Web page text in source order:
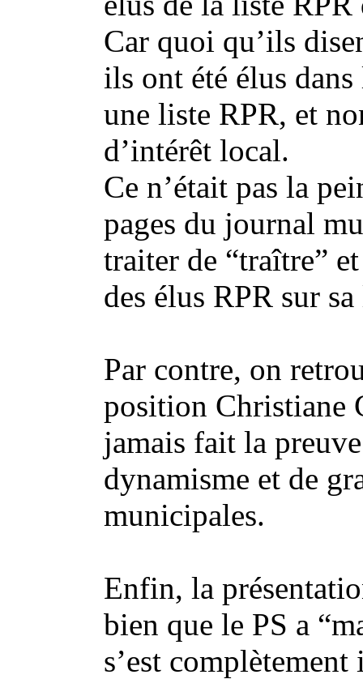
Car quoi qu’ils
ils ont été élus
une liste RPR, et
d’intérêt local.
Ce n’était pas la
pages du journal
traiter de “traître”
des élus RPR sur
Par contre, on
position Christiane
jamais fait la
dynamisme et de
municipales.
Enfin, la
bien que le PS a
s’est